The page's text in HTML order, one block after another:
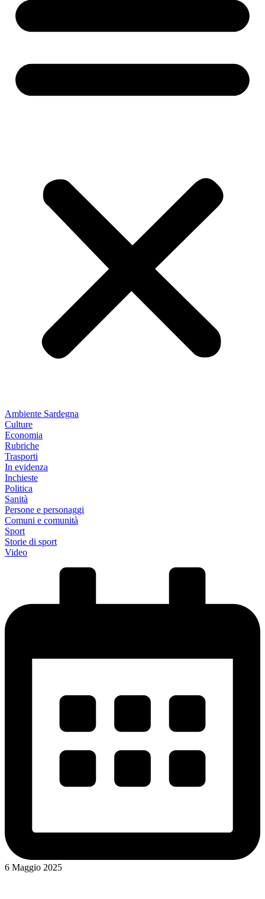
Ambiente Sardegna
Culture
Economia
Rubriche
Trasporti
In evidenza
Inchieste
Politica
Sanità
Persone e personaggi
Comuni e comunità
Sport
Storie di sport
Video
6 Maggio 2025